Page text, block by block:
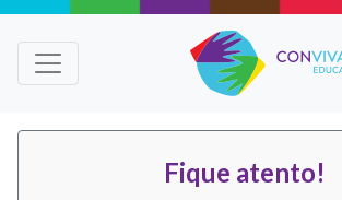
Fique atento!